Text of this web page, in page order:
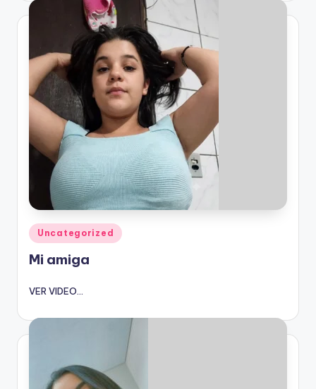
Publicado
en
Uncategorized
Mi amiga
VER VIDEO...